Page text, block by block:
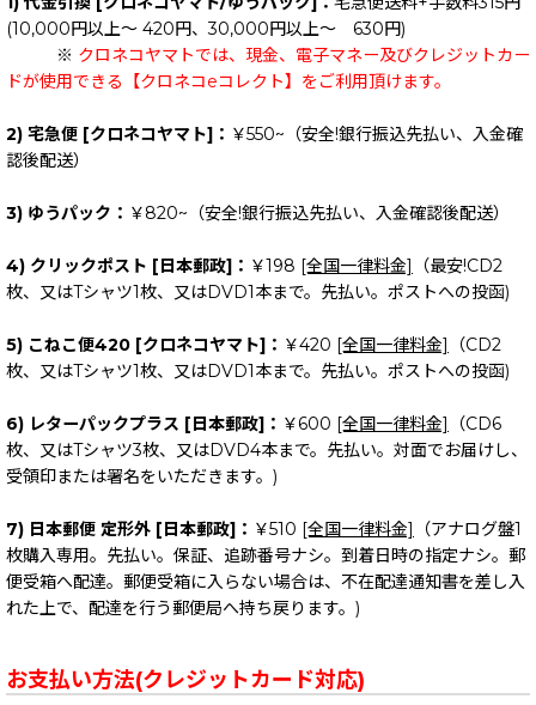
(10,000円以上～ 420円、30,000円以上～ 630円)
※ クロネコヤマトでは、現金、電子マネー及びクレジットカー
ドが使用できる【クロネコeコレクト】をご利用頂けます。
2) 宅急便 [クロネコヤマト]： ￥550~（安全!銀行振込先払い、入金確
認後配送）
3) ゆうパック： ￥820~（安全!銀行振込先払い、入金確認後配送）
4) クリックポスト [日本郵政]： ￥198 [全国一律料金]
（最安!CD2
枚、又はTシャツ1枚、又はDVD1本まで。先払い。ポストへの投函)
5) こねこ便420 [クロネコヤマト]： ￥420 [全国一律料金]
（CD2
枚、又はTシャツ1枚、又はDVD1本まで。先払い。ポストへの投函)
6) レターパックプラス [日本郵政]： ￥600 [全国一律料金]
（CD6
枚、又はTシャツ3枚、又はDVD4本まで。先払い。対面でお届けし、
受領印または署名をいただきます。)
7) 日本郵便 定形外 [日本郵政]： ￥510 [全国一律料金]
（アナログ盤1
枚購入専用。先払い。保証、追跡番号ナシ。到着日時の指定ナシ。郵
便受箱へ配達。郵便受箱に入らない場合は、不在配達通知書を差し入
れた上で、配達を行う郵便局へ持ち戻ります。)
お支払い方法(クレジットカード対応)